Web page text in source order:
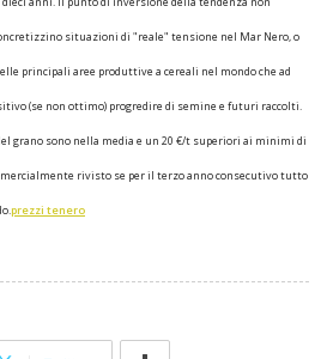
situazioni di "reale" tensione nel Mar Nero, o
principali aree produttive a cereali nel mondo che ad
(se non ottimo) progredire di semine e futuri raccolti.
grano sono nella media e un 20 €/t superiori ai minimi di
rivisto se per il terzo anno consecutivo tutto
prezzi tenero